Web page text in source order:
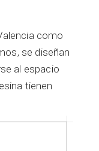
como
se diseñan
al espacio
tienen